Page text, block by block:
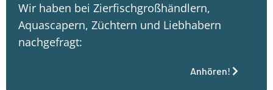
Wir haben bei Zierfischgroßhändlern,
Aquascapern, Züchtern und Liebhabern
nachgefragt:
Anhören!